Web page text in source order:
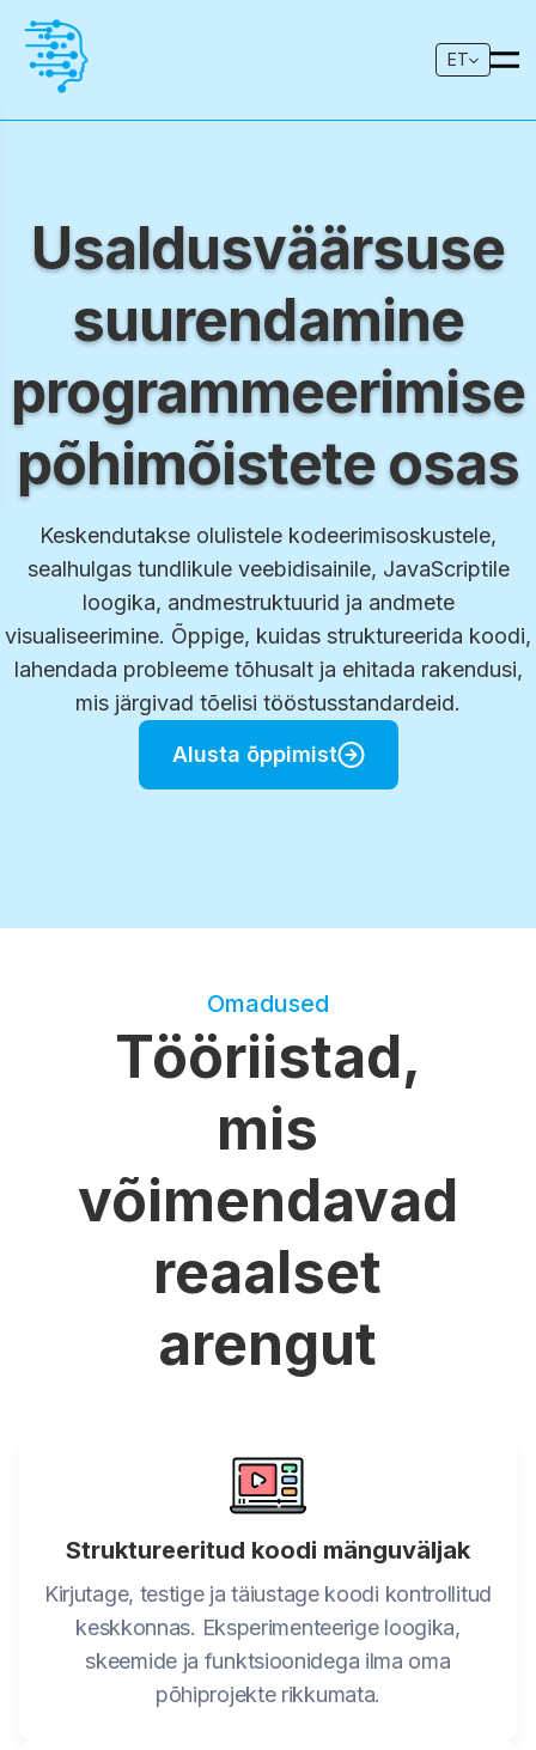
ET
Usaldusväärsuse
suurendamine
programmeerimise
põhimõistete osas
Keskendutakse olulistele kodeerimisoskustele,
sealhulgas tundlikule veebidisainile, JavaScriptile
loogika, andmestruktuurid ja andmete
visualiseerimine. Õppige, kuidas struktureerida koodi,
lahendada probleeme tõhusalt ja ehitada rakendusi,
mis järgivad tõelisi tööstusstandardeid.
Alusta õppimist
Omadused
Tööriistad,
mis
võimendavad
reaalset
arengut
Struktureeritud koodi mänguväljak
Kirjutage, testige ja täiustage koodi kontrollitud
keskkonnas. Eksperimenteerige loogika,
skeemide ja funktsioonidega ilma oma
põhiprojekte rikkumata.